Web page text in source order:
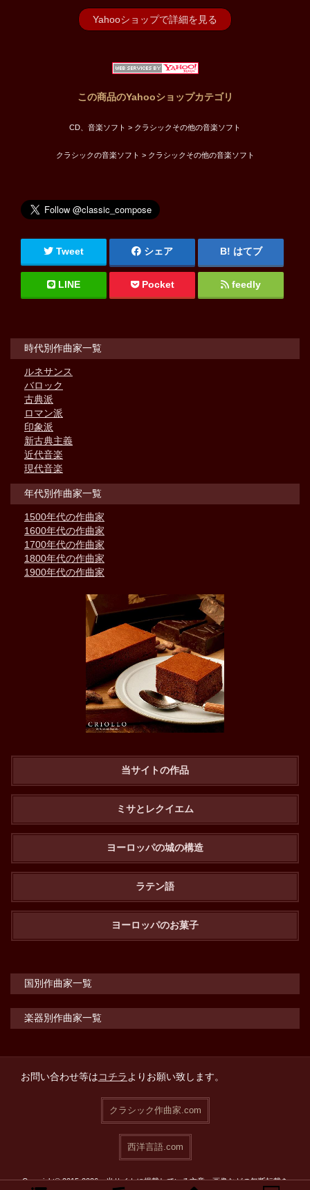
Yahooショップで詳細を見る
この商品のYahooショップカテゴリ
CD、音楽ソフト > クラシックその他の音楽ソフト
クラシックの音楽ソフト > クラシックその他の音楽ソフト
Tweet シェア はてブ
LINE Pocket feedly
時代別作曲家一覧
ルネサンス
バロック
古典派
ロマン派
印象派
新古典主義
近代音楽
現代音楽
年代別作曲家一覧
1500年代の作曲家
1600年代の作曲家
1700年代の作曲家
1800年代の作曲家
1900年代の作曲家
当サイトの作品
ミサとレクイエム
ヨーロッパの城の構造
ラテン語
ヨーロッパのお菓子
国別作曲家一覧
楽器別作曲家一覧
お問い合わせ等はコチラよりお願い致します。
クラシック作曲家.com
西洋言語.com
Copyright© 2015-2026 当サイトに掲載している文章・画像などの無断転載を